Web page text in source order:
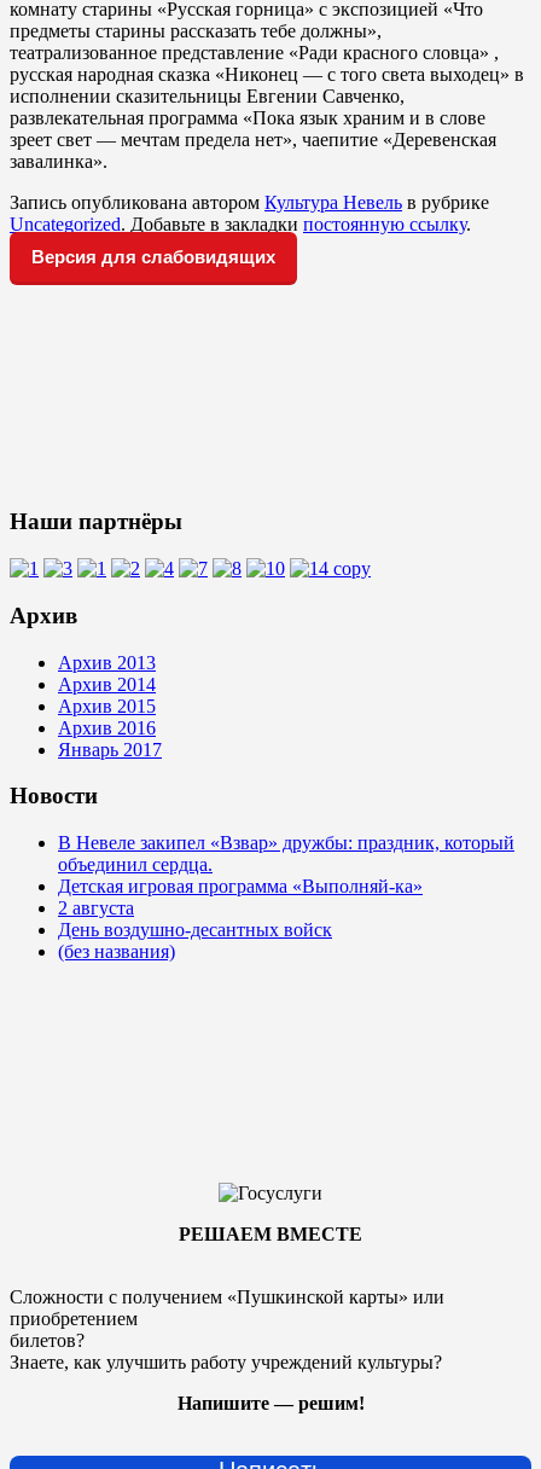
комнату старины «Русская горница» с экспозицией «Что
предметы старины рассказать тебе должны»,
театрализованное представление «Ради красного словца» ,
русская народная сказка «Никонец — с того света выходец» в
исполнении сказительницы Евгении Савченко,
развлекательная программа «Пока язык храним и в слове
зреет свет — мечтам предела нет», чаепитие «Деревенская
завалинка».
Запись опубликована автором Культура Невель в рубрике
Uncategorized. Добавьте в закладки постоянную ссылку.
Версия для слабовидящих
Наши партнёры
Архив
Архив 2013
Архив 2014
Архив 2015
Архив 2016
Январь 2017
Новости
В Невеле закипел «Взвар» дружбы: праздник, который
объединил сердца.
Детская игровая программа «Выполняй-ка»
2 августа
День воздушно-десантных войск
(без названия)
РЕШАЕМ ВМЕСТЕ
Сложности с получением «Пушкинской карты» или
приобретением
билетов?
Знаете, как улучшить работу учреждений культуры?
Напишите — решим!